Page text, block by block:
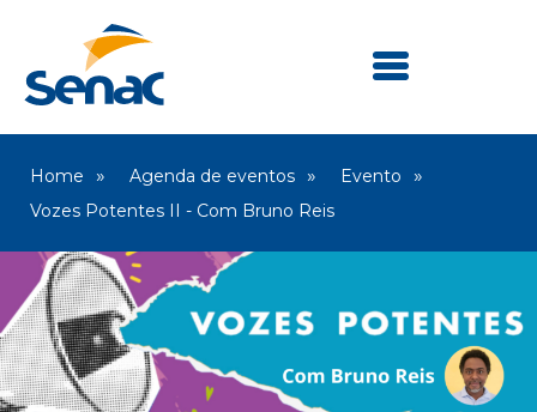
Home Agenda de eventos
Evento
Vozes Potentes II - Com Bruno Reis